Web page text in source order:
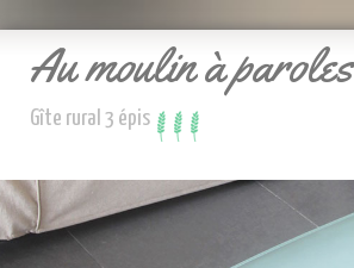
Au moulin à paroles
Gîte rural 3 épis
Le gîte
Accueil